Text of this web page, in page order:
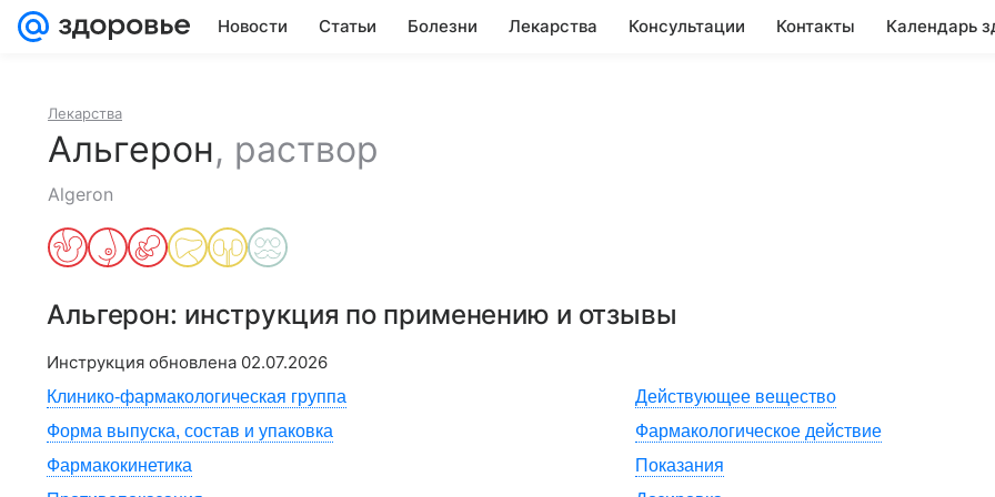
Новости Статьи Болезни Лекарства Консультации Контакты Календарь
Лекарства
Альгерон, раствор
Algeron
Альгерон: инструкция по применению и отзывы
Инструкция обновлена 02.07.2026
Клинико-фармакологическая группа
Действующее вещество
Форма выпуска, состав и упаковка
Фармакологическое действие
Фармакокинетика
Показания